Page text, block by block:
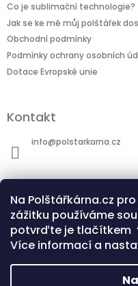
Na Polštářkárna.cz
zážitku používáme
potvrďte je tlačítkem
Více informací a
Co je sublimační technologie?
Jak se ke mě můj polštářek
Obchodní podmínky
Podmínky ochrany osobních
Dotace Evropské unie
Kontakt
info@polstarkarna.cz
Dotace Evropské unie